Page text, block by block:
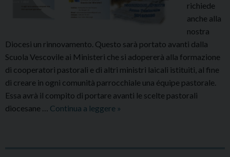
richiede
anche alla
nostra
Diocesi un rinnovamento. Questo sarà portato avanti dalla
Scuola Vescovile ai Ministeri che si adopererà alla formazione
di cooperatori pastorali e di altri ministri laicali istituiti, al fine
di creare in ogni comunità parrocchiale una équipe pastorale.
Essa avrà il compito di portare avanti le scelte pastorali
diocesane … Continua a leggere Scuola
»